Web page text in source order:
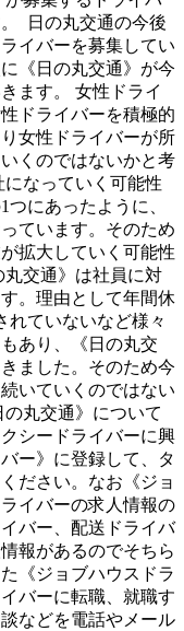
日の丸交通の今後
イバーを募集してい
《日の丸交通》が今
ます。 女性ドライ
ドライバーを積極的
女性ドライバーが所
くのではないかと考
なっていく可能性
つにあったように、
ています。そのため
拡大していく可能性
交通》は社員に対
。理由として年間休
れていないなど様々
あり、《日の丸交
ました。そのため今
いていくのではない
丸交通》について
シードライバーに興
ー》に登録して、タ
ださい。なお《ジョ
イバーの求人情報の
バー、配送ドライバ
報があるのでそちら
《ジョブハウスドラ
バーに転職、就職す
などを電話やメール